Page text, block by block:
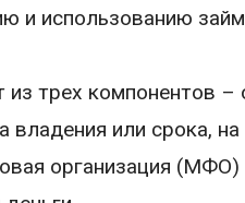
и использованию
из трех компонентов
владения или срока,
организация